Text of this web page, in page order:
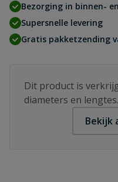
Bezorging in binnen-
Supersnelle levering
Gratis pakketzending
Dit product is
diameters en lengtes.
Bekijk